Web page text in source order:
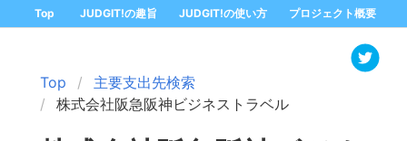
Top JUDGIT!の趣旨 JUDGIT!の使い方 プロジェクト概要
Top
主要支出先検索
株式会社阪急阪神ビジネストラベル